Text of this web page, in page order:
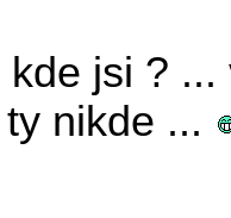
kde jsi ? ...
nikde ...